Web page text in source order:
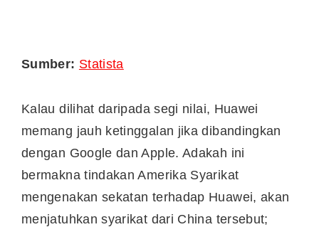
Sumber: Statista
Kalau dilihat daripada segi nilai, Huawei
memang jauh ketinggalan jika dibandingkan
dengan Google dan Apple. Adakah ini
bermakna tindakan Amerika Syarikat
mengenakan sekatan terhadap Huawei, akan
menjatuhkan syarikat dari China tersebut;